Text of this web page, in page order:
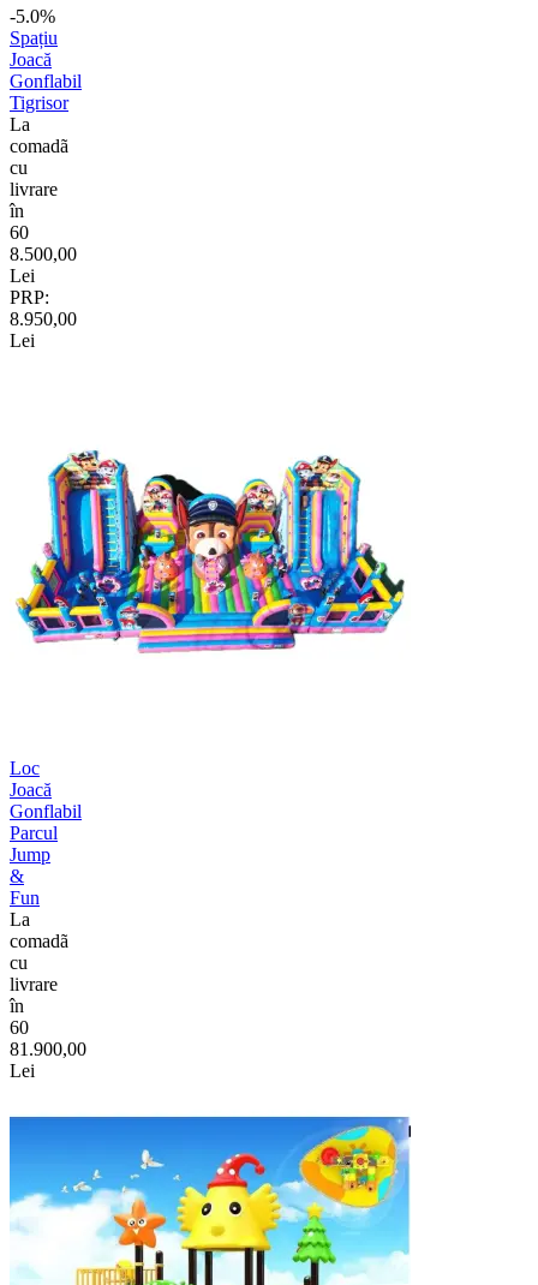
-5.0%
Spațiu
Joacă
Gonflabil
Tigrisor
La
comadã
cu
livrare
în
60
8.500,00
Lei
PRP:
8.950,00
Lei
Loc
Joacă
Gonflabil
Parcul
Jump
&
Fun
La
comadã
cu
livrare
în
60
81.900,00
Lei